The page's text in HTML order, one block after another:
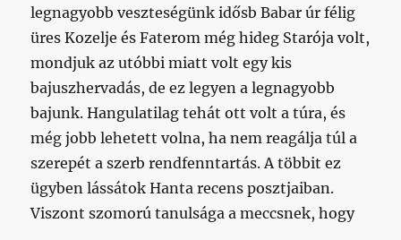
legnagyobb veszteségünk idősb Babar úr félig
üres Kozelje és Faterom még hideg Starója volt,
mondjuk az utóbbi miatt volt egy kis
bajuszhervadás, de ez legyen a legnagyobb
bajunk. Hangulatilag tehát ott volt a túra, és
még jobb lehetett volna, ha nem reagálja túl a
szerepét a szerb rendfenntartás. A többit ez
ügyben lássátok Hanta recens posztjaiban.
Viszont szomorú tanulsága a meccsnek, hogy